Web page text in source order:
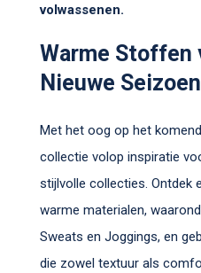
volwassenen.
Warme Stoffen
Nieuwe Seizoen
Met het oog op het
collectie volop inspiratie
stijlvolle collecties. Ontdek
warme materialen,
Sweats en Joggings, en
die zowel textuur als